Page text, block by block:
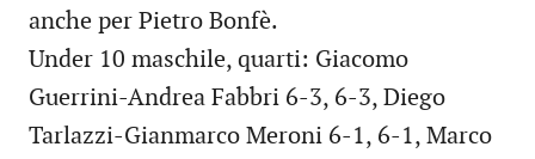
anche per Pietro Bonfè.
Under 10 maschile, quarti: Giacomo
Guerrini-Andrea Fabbri 6-3, 6-3, Diego
Tarlazzi-Gianmarco Meroni 6-1, 6-1, Marco